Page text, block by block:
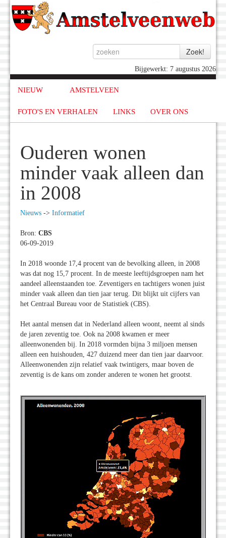
Bijgewerkt: 7 augustus 2026
NIEUW AMSTELVEEN
FOTO'S EN VERHALEN LINKS OVER ONS
Ouderen wonen
minder vaak alleen dan
in 2008
Nieuws -> Informatief
Bron: CBS
06-09-2019
In 2018 woonde 17,4 procent van de bevolking alleen, in 2008
was dat nog 15,7 procent. In de meeste leeftijdsgroepen nam het
aandeel alleenstaanden toe. Zeventigers en tachtigers wonen juist
minder vaak alleen dan tien jaar terug. Dit blijkt uit cijfers van
het Centraal Bureau voor de Statistiek (CBS).
Het aantal mensen dat in Nederland alleen woont, neemt al sinds
de jaren zeventig toe. Ook na 2008 kwamen er meer
alleenwonenden bij. In 2018 vormden bijna 3 miljoen mensen
alleen een huishouden, 427 duizend meer dan tien jaar daarvoor.
Alleenwonenden zijn relatief vaak twintigers, maar boven de
zeventig is de kans om zonder anderen te wonen het grootst.